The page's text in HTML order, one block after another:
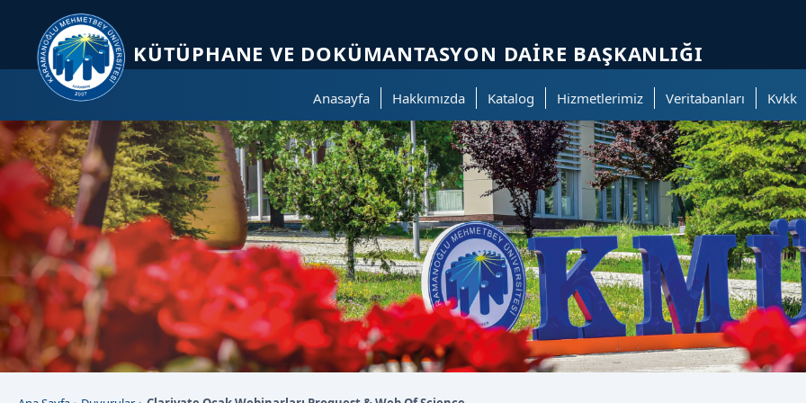
KÜTÜPHANE VE DOKÜMANTASYON DAIRE BAŞKANLIĞI
Anasayfa Hakkımızda Katalog Hizmetlerimiz Veritabanları Kvkk